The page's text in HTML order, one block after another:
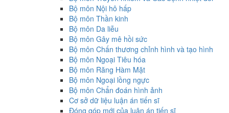
Bộ môn Nội hô hấp
Bộ môn Thần kinh
Bộ môn Da liễu
Bộ môn Gây mê hồi sức
Bộ môn Chấn thương chỉnh hình và tạo hình
Bộ môn Ngoại Tiêu hóa
Bộ môn Răng Hàm Mặt
Bộ môn Ngoại lồng ngực
Bộ môn Chẩn đoán hình ảnh
Cơ sở dữ liệu luận án tiến sĩ
Đóng góp mới của luận án tiến sĩ